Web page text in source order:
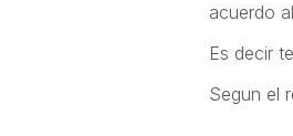
acuerdo
Es decir
Segun el